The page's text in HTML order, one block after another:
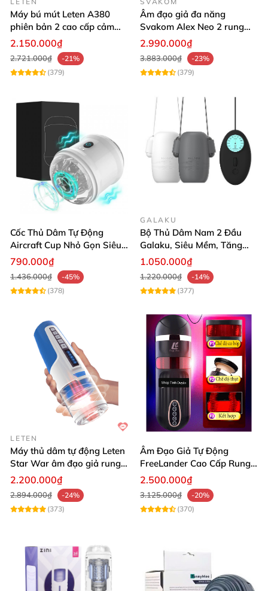
Máy bú mút Leten A380
phiên bản 2 cao cấp cảm
giác chân thực
2.150.000₫
2.721.000₫
-21%
(379)
Âm đạo giả đa năng
Svakom Alex Neo 2 rung
thụt mạnh
2.990.000₫
3.883.000₫
-23%
(379)
Cốc Thủ Dâm Tự Động
Aircraft Cup Nhỏ Gọn Siêu
Kích Thích
790.000₫
1.436.000₫
-45%
(378)
GALAKU
Bộ Thủ Dâm Nam 2 Đầu
Galaku, Siêu Mềm, Tăng
Khoái Cảm
1.050.000₫
1.220.000₫
-14%
(377)
LETEN
Máy thủ dâm tự động Leten
Star War âm đạo giả rung
xoay thụt cao cấp
2.200.000₫
2.894.000₫
-24%
(373)
Âm Đạo Giả Tự Động
FreeLander Cao Cấp Rung
Thụt Co Bóp Cực Mạnh
2.500.000₫
3.125.000₫
-20%
(370)